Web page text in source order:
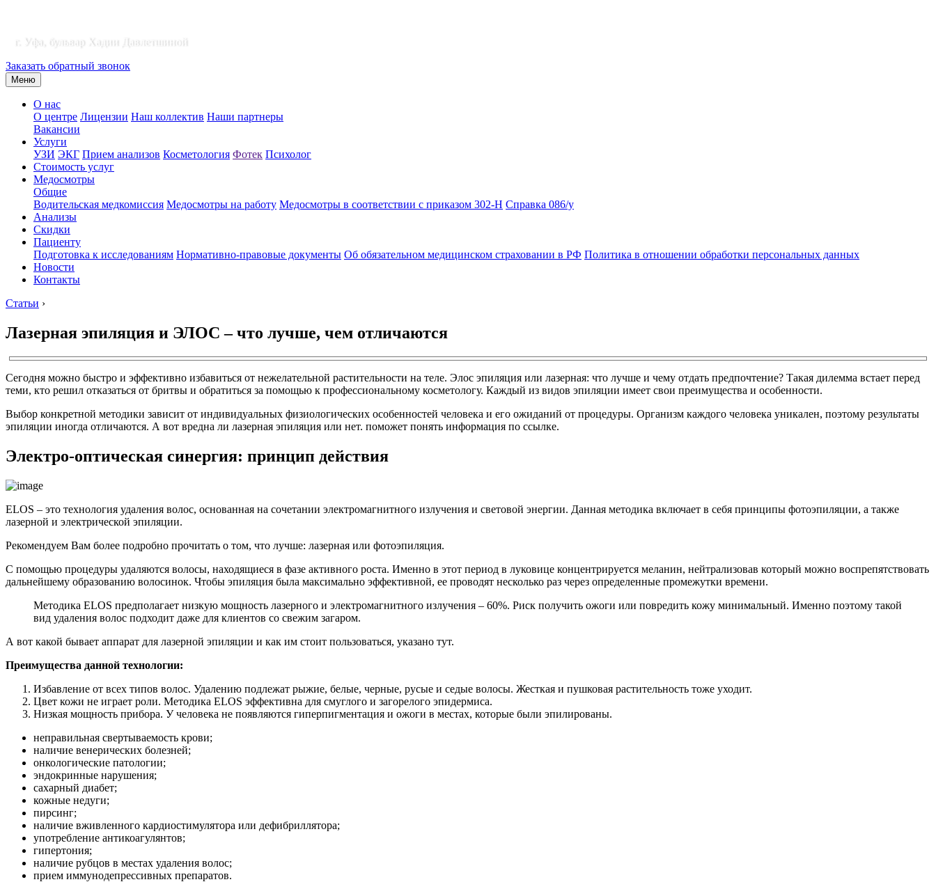
г. Уфа, бульвар Хадии Давлетшиной
Заказать обратный звонок
Меню
О нас
О центре Лицензии Наш коллектив Наши партнеры
Вакансии
Услуги
УЗИ ЭКГ Прием анализов Косметология Фотек Психолог
Стоимость услуг
Медосмотры
Общие
Водительская медкомиссия Медосмотры на работу Медосмотры в соответствии с приказом 302-Н Справка 086/у
Анализы
Скидки
Пациенту
Подготовка к исследованиям Нормативно-правовые документы Об обязательном медицинском страховании в РФ Политика в отношении обработки персональных данных
Новости
Контакты
Статьи ›
Лазерная эпиляция и ЭЛОС – что лучше, чем отличаются
Сегодня можно быстро и эффективно избавиться от нежелательной растительности на теле. Элос эпиляция или лазерная: что лучше и чему отдать предпочтение? Такая дилемма встает перед
теми, кто решил отказаться от бритвы и обратиться за помощью к профессиональному косметологу. Каждый из видов эпиляции имеет свои преимущества и особенности.
Выбор конкретной методики зависит от индивидуальных физиологических особенностей человека и его ожиданий от процедуры. Организм каждого человека уникален, поэтому результаты
эпиляции иногда отличаются. А вот вредна ли лазерная эпиляция или нет. поможет понять информация по ссылке.
Электро-оптическая синергия: принцип действия
ELOS – это технология удаления волос, основанная на сочетании электромагнитного излучения и световой энергии. Данная методика включает в себя принципы фотоэпиляции, а также
лазерной и электрической эпиляции.
Рекомендуем Вам более подробно прочитать о том, что лучше: лазерная или фотоэпиляция.
С помощью процедуры удаляются волосы, находящиеся в фазе активного роста. Именно в этот период в луковице концентрируется меланин, нейтрализовав который можно воспрепятствовать
дальнейшему образованию волосинок. Чтобы эпиляция была максимально эффективной, ее проводят несколько раз через определенные промежутки времени.
Методика ELOS предполагает низкую мощность лазерного и электромагнитного излучения – 60%. Риск получить ожоги или повредить кожу минимальный. Именно поэтому такой
вид удаления волос подходит даже для клиентов со свежим загаром.
А вот какой бывает аппарат для лазерной эпиляции и как им стоит пользоваться, указано тут.
Преимущества данной технологии:
Избавление от всех типов волос. Удалению подлежат рыжие, белые, черные, русые и седые волосы. Жесткая и пушковая растительность тоже уходит.
Цвет кожи не играет роли. Методика ELOS эффективна для смуглого и загорелого эпидермиса.
Низкая мощность прибора. У человека не появляются гиперпигментация и ожоги в местах, которые были эпилированы.
неправильная свертываемость крови;
наличие венерических болезней;
онкологические патологии;
эндокринные нарушения;
сахарный диабет;
кожные недуги;
пирсинг;
наличие вживленного кардиостимулятора или дефибриллятора;
употребление антикоагулянтов;
гипертония;
наличие рубцов в местах удаления волос;
прием иммунодепрессивных препаратов.